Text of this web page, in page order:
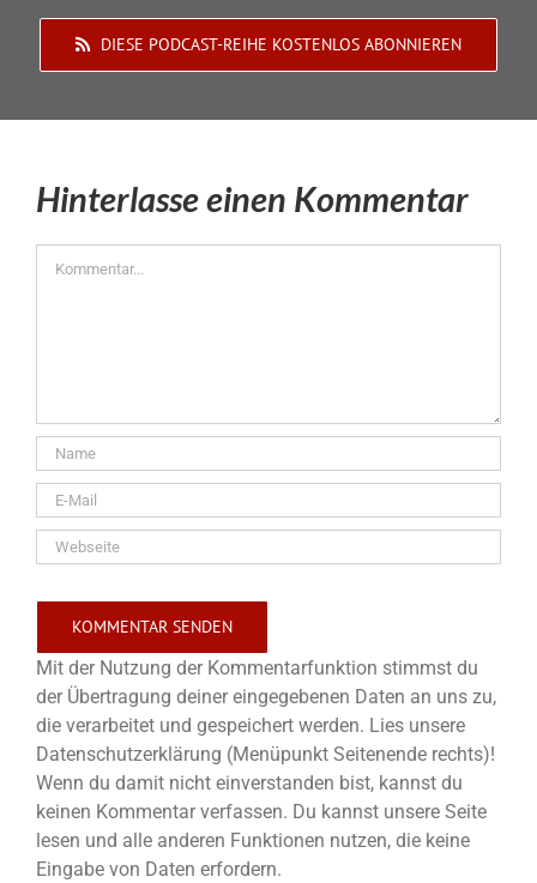
DIESE PODCAST-REIHE KOSTENLOS ABONNIEREN
Hinterlasse einen Kommentar
Mit der Nutzung der Kommentarfunktion stimmst du
der Übertragung deiner eingegebenen Daten an uns zu,
die verarbeitet und gespeichert werden. Lies unsere
Datenschutzerklärung (Menüpunkt Seitenende rechts)!
Wenn du damit nicht einverstanden bist, kannst du
keinen Kommentar verfassen. Du kannst unsere Seite
lesen und alle anderen Funktionen nutzen, die keine
Eingabe von Daten erfordern.